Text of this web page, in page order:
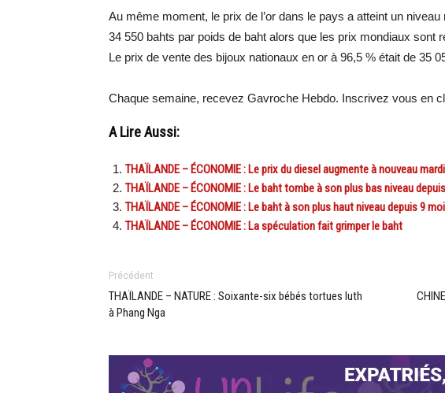
Au même moment, le prix de l’or dans le pays a atteint un
34 550 bahts par poids de baht alors que les prix mondiaux sont
Le prix de vente des bijoux nationaux en or à 96,5 % était de 35
Chaque semaine, recevez Gavroche Hebdo. Inscrivez vous en
A Lire Aussi:
THAÏLANDE – ÉCONOMIE : Le prix du diesel augmente à nouveau
THAÏLANDE – ÉCONOMIE : Le baht tombe à son plus bas niveau
THAÏLANDE – ÉCONOMIE : Le baht à son plus haut niveau depuis 9
THAÏLANDE – ÉCONOMIE : La spéculation fait grimper le baht
Précédent
THAÏLANDE – NATURE : Soixante-six bébés tortues luth
à Phang Nga